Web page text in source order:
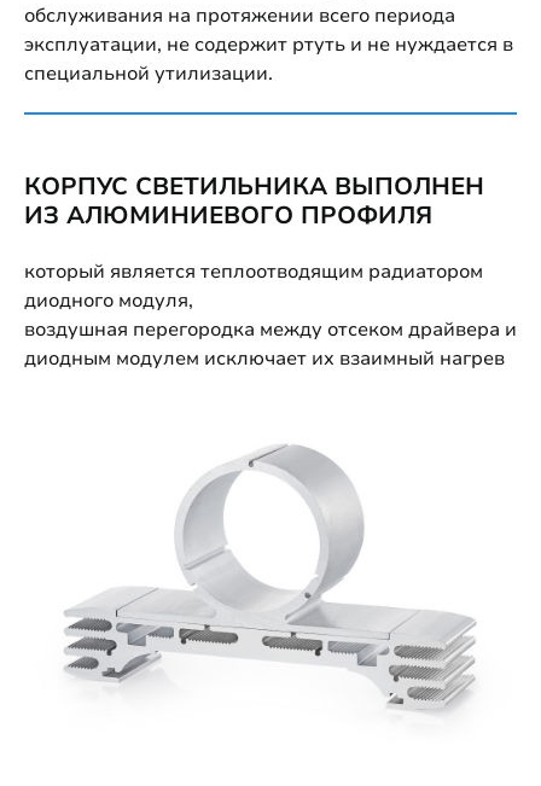
обслуживания на протяжении всего периода
эксплуатации, не содержит ртуть и не нуждается в
специальной утилизации.
КОРПУС СВЕТИЛЬНИКА ВЫПОЛНЕН
ИЗ АЛЮМИНИЕВОГО ПРОФИЛЯ
который является теплоотводящим радиатором
диодного модуля,
воздушная перегородка между отсеком драйвера и
диодным модулем исключает их взаимный нагрев